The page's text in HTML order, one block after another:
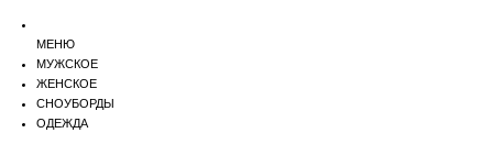
МЕНЮ
МУЖСКОЕ
ЖЕНСКОЕ
СНОУБОРДЫ
ОДЕЖДА